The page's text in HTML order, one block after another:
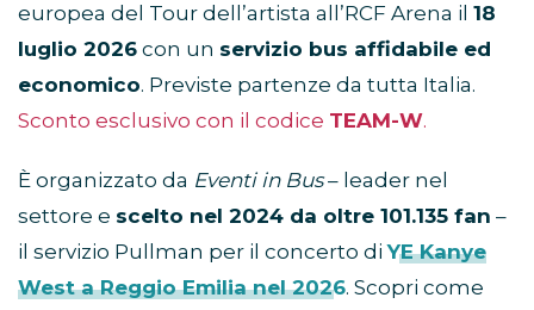
europea del Tour dell’artista all’RCF Arena il 18
luglio 2026 con un servizio bus affidabile ed
economico. Previste partenze da tutta Italia.
Sconto esclusivo con il codice TEAM-W.
È organizzato da Eventi in Bus– leader nel
settore e scelto nel 2024 da oltre 101.135 fan –
il servizio Pullman per il concerto diYE Kanye
West a Reggio Emilia nel 2026. Scopri come